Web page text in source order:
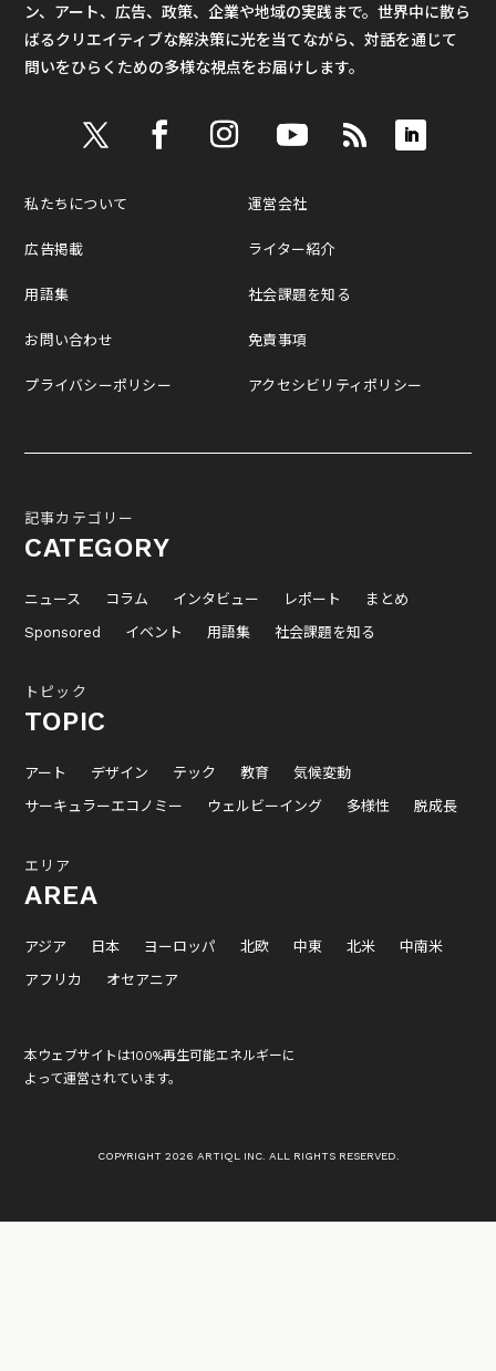
ン、アート、広告、政策、企業や地域の実践まで。世界中に散ら
ばるクリエイティブな解決策に光を当てながら、対話を通じて
問いをひらくための多様な視点をお届けします。
私たちについて
広告掲載
用語集
お問い合わせ
プライバシーポリシー
運営会社
ライター紹介
社会課題を知る
免責事項
アクセシビリティポリシー
記事カテゴリー
CATEGORY
ニュース コラム インタビュー レポート
まとめ
Sponsored
イベント 用語集 社会課題を知る
トピック
TOPIC
アート デザイン テック 教育
気候変動
サーキュラーエコノミー
ウェルビーイング 多様性 脱成長
エリア
AREA
アジア 日本 ヨーロッパ 北欧 中東 北米
中南米
アフリカ
オセアニア
本ウェブサイトは100%再生可能エネルギーに
よって運営されています。
COPYRIGHT 2026 ARTIQL INC. ALL RIGHTS RESERVED.